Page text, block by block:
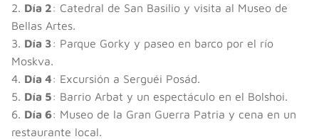
2. Día 2: Catedral de San Basilio y visita al Museo de
Bellas Artes.
3. Día 3: Parque Gorky y paseo en barco por el río
Moskva.
4. Día 4: Excursión a Serguéi Posád.
5. Día 5: Barrio Arbat y un espectáculo en el Bolshoi.
6. Día 6: Museo de la Gran Guerra Patria y cena en un
restaurante local.